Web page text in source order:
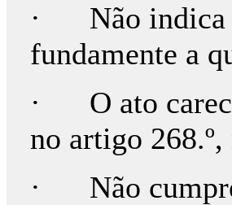
· Não indica
fundamente a
· O ato
no artigo 268.º,
· Não cumpre